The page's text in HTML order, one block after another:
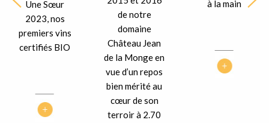
Une Sœur
2023, nos
premiers vins
certifiés BIO
de notre
domaine
Château Jean
de la Monge en
vue d’un repos
bien mérité au
cœur de son
terroir à 2.70
à la main